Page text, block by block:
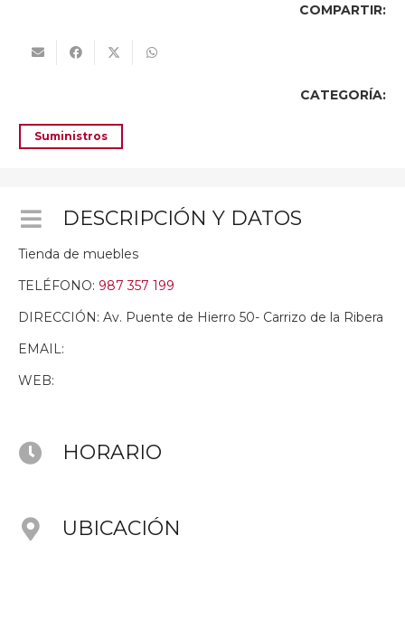
COMPARTIR:
CATEGORÍA:
Suministros
DESCRIPCIÓN Y DATOS
Tienda de muebles
TELÉFONO: 987 357 199
DIRECCIÓN: Av. Puente de Hierro 50- Carrizo de la Ribera
EMAIL:
WEB:
HORARIO
UBICACIÓN